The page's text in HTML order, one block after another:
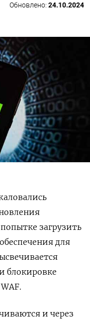
Обновлено: 24.10.2024
загрузить
для
блокировке
и через